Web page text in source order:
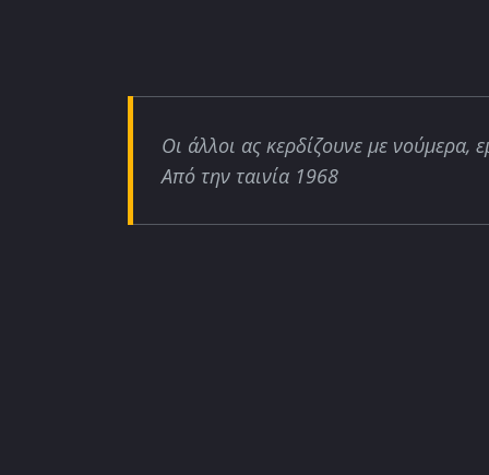
Οι άλλοι ας κερδίζουνε με νούμερα,
Από την ταινία 1968